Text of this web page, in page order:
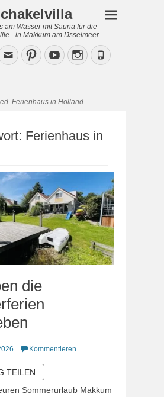
am Wasser mit Sauna für die
- in Makkum am IJsselmeer
EmailPinterestYouTubeInstagram
Phone
Ferienhaus in Holland
Ferienhaus in
die
Kommentieren
TEILEN
Sommerurlaub Makkum